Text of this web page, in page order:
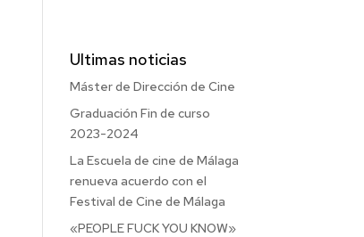
Ultimas noticias
Máster de Dirección de Cine
Graduación Fin de curso
2023-2024
La Escuela de cine de Málaga
renueva acuerdo con el
Festival de Cine de Málaga
«PEOPLE FUCK YOU KNOW»